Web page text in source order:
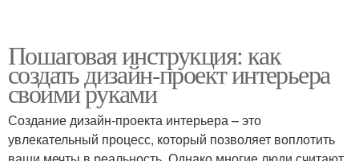
Пошаговая инструкция: как
создать дизайн-проект интерьера
своими руками
Создание дизайн-проекта интерьера – это
увлекательный процесс, который позволяет воплотить